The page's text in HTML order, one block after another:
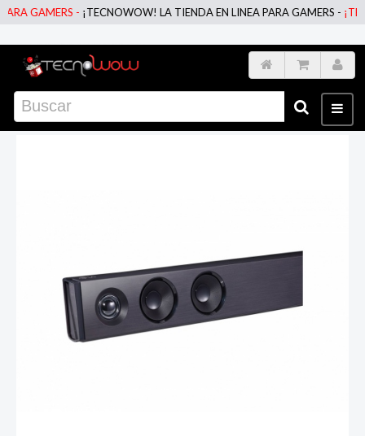
GAMERS -¡TECNOWOW! LA TIENDA EN LINEA PARA GAMERS -